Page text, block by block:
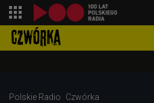
Polskie Radio
Czwórka